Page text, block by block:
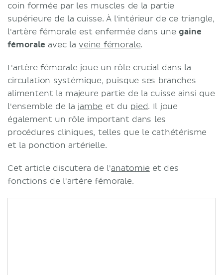
coin formée par les muscles de la partie
supérieure de la cuisse. À l'intérieur de ce triangle,
l'artère fémorale est enfermée dans une gaine
fémorale avec laveine fémorale.
L'artère fémorale joue un rôle crucial dans la
circulation systémique, puisque ses branches
alimentent la majeure partie de la cuisse ainsi que
l'ensemble de la jambe et du pied. Il joue
également un rôle important dans les
procédures cliniques, telles que le cathétérisme
et la ponction artérielle.
Cet article discutera de l'anatomie et des
fonctions de l'artère fémorale.